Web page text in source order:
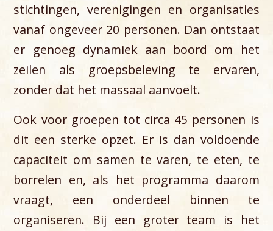
stichtingen, verenigingen en organisaties
vanaf ongeveer 20 personen. Dan ontstaat
er genoeg dynamiek aan boord om het
zeilen als groepsbeleving te ervaren,
zonder dat het massaal aanvoelt.
Ook voor groepen tot circa 45 personen is
dit een sterke opzet. Er is dan voldoende
capaciteit om samen te varen, te eten, te
borrelen en, als het programma daarom
vraagt, een onderdeel binnen te
organiseren. Bij een groter team is het